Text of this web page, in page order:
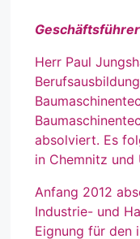
Geschäftsführer
Herr Paul
absolviert. Es
in Chemnitz und
Anfang 2012
Industrie- und
Eignung für den